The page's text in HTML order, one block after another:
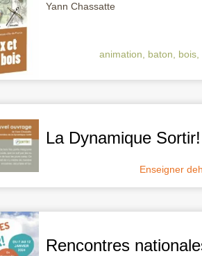
Yann Chassatte
animation
baton bois,
La Dynamique
Enseigner
Rencontres